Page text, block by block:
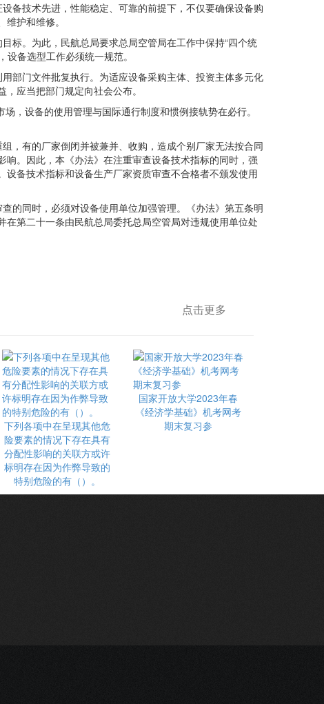
技术先进，性能稳定、可靠的前提下，不仅要确保设备购
护和维修。
。为此，民航总局要求总局空管局在工作中保持“四个统
备选型工作必须统一规范。
门文件批复执行。为适应设备采购主体、投资主体多元化
应当把部门规定向社会公布。
设备的使用管理与国际通行制度和惯例接轨势在必行。
有的厂家倒闭并被兼并、收购，造成个别厂家无法按合同
。因此，本《办法》在注重审查设备技术指标的同时，强
备技术指标和设备生产厂家资质审查不合格者不颁发使用
同时，必须对设备使用单位加强管理。《办法》第五条明
第二十一条由民航总局委托总局空管局对违规使用单位处
点击更多
下列各项中在呈现其他危
险要素的情况下存在具有
分配性影响的关联方或许
标明存在因为作弊导致的
特别危险的有（）。
国家开放大学2023年春
《经济学基础》机考网考
期末复习参